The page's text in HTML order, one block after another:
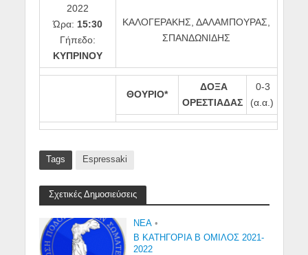
2022
Ώρα: 15:30
Γήπεδο:
ΚΥΠΡΙΝΟΥ
ΚΑΛΟΓΕΡΑΚΗΣ, ΔΑΛΑΜΠΟΥΡΑΣ,
ΣΠΑΝΔΩΝΙΔΗΣ
ΘΟΥΡΙΟ*
ΔΟΞΑ
ΟΡΕΣΤΙΑΔΑΣ
0-3
(α.α.)
Tags Espressaki
Σχετικές Δημοσιεύσεις
NEA •
Β ΚΑΤΗΓΟΡΙΑ Β ΟΜΙΛΟΣ 2021-
2022